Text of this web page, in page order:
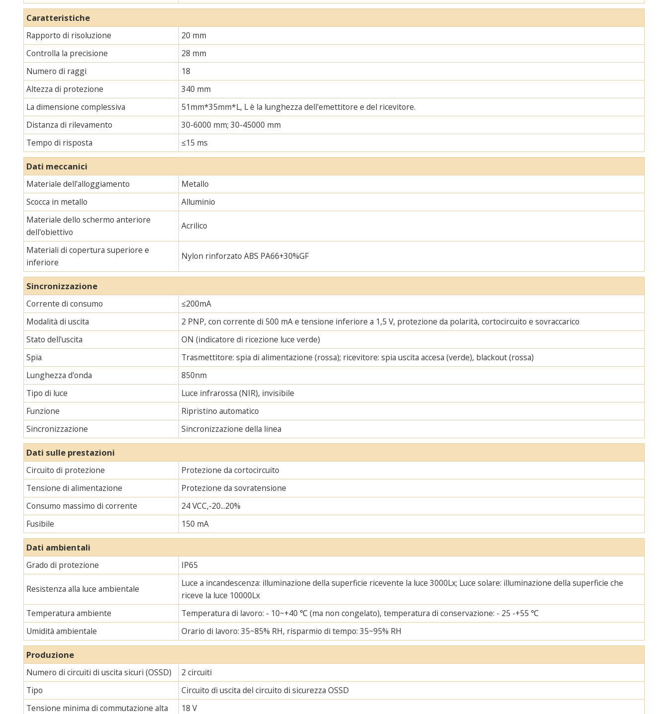
Caratteristiche
Rapporto di risoluzione
20 mm
Controlla la precisione
28 mm
Numero di raggi
18
Altezza di protezione
340 mm
La dimensione complessiva
51mm*35mm*L, L è la lunghezza dell'emettitore e del ricevitore.
Distanza di rilevamento
30-6000 mm; 30-45000 mm
Tempo di risposta
≤15 ms
Dati meccanici
Materiale dell'alloggiamento
Metallo
Scocca in metallo
Alluminio
Materiale dello schermo anteriore
dell'obiettivo
Acrilico
Materiali di copertura superiore e
inferiore
Nylon rinforzato ABS PA66+30%GF
Sincronizzazione
Corrente di consumo
≤200mA
Modalità di uscita
2 PNP, con corrente di 500 mA e tensione inferiore a 1,5 V, protezione da polarità, cortocircuito e sovraccarico
Stato dell'uscita
ON (indicatore di ricezione luce verde)
Spia
Trasmettitore: spia di alimentazione (rossa); ricevitore: spia uscita accesa (verde), blackout (rossa)
Lunghezza d'onda
850nm
Tipo di luce
Luce infrarossa (NIR), invisibile
Funzione
Ripristino automatico
Sincronizzazione
Sincronizzazione della linea
Dati sulle prestazioni
Circuito di protezione
Protezione da cortocircuito
Tensione di alimentazione
Protezione da sovratensione
Consumo massimo di corrente
24 VCC,-20...20%
Fusibile
150 mA
Dati ambientali
Grado di protezione IP65
Resistenza alla luce ambientale
Luce a incandescenza: illuminazione della superficie ricevente la luce 3000Lx; Luce solare: illuminazione della superficie che
riceve la luce 10000Lx
Temperatura ambiente
Temperatura di lavoro: - 10~+40 ℃ (ma non congelato), temperatura di conservazione: - 25 -+55 ℃
Umidità ambientale
Orario di lavoro: 35~85% RH, risparmio di tempo: 35~95% RH
Produzione
Numero di circuiti di uscita sicuri (OSSD)
2 circuiti
Tipo
Circuito di uscita del circuito di sicurezza OSSD
Tensione minima di commutazione alta
18 V